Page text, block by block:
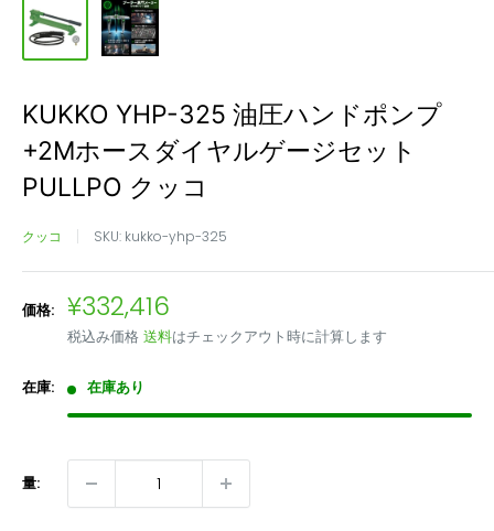
KUKKO YHP-325 油圧ハンドポンプ
+2Mホースダイヤルゲージセット
PULLPO クッコ
クッコ SKU: kukko-yhp-325
価格: 販
売
価
格
¥332,416
税込み価格 送料はチェックアウト時に計算します
在庫: 在庫あり
量: